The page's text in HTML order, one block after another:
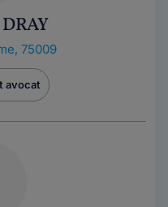
75009
avocat